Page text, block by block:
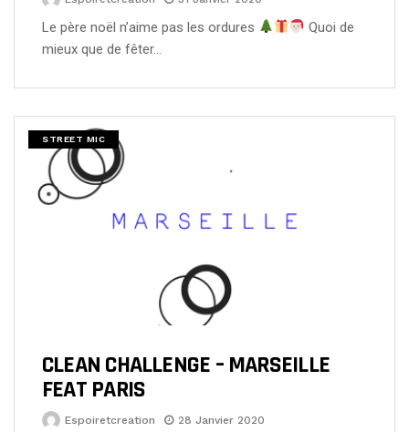
Le père noël n’aime pas les ordures
Quoi de
mieux que de fêter…
STREET MIC
CLEAN CHALLENGE – MARSEILLE
FEAT PARIS
Espoiretcreation 28 Janvier 2020